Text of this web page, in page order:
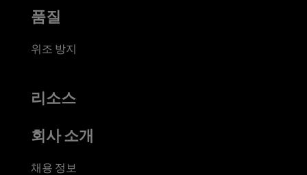
품질
위조 방지
리소스
회사 소개
채용 정보